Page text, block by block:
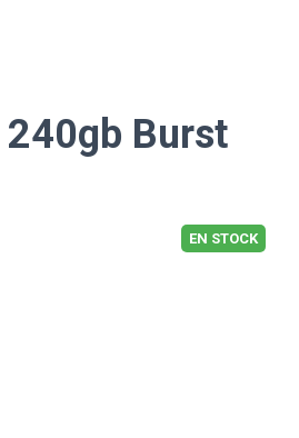
240gb Burst
EN STOCK